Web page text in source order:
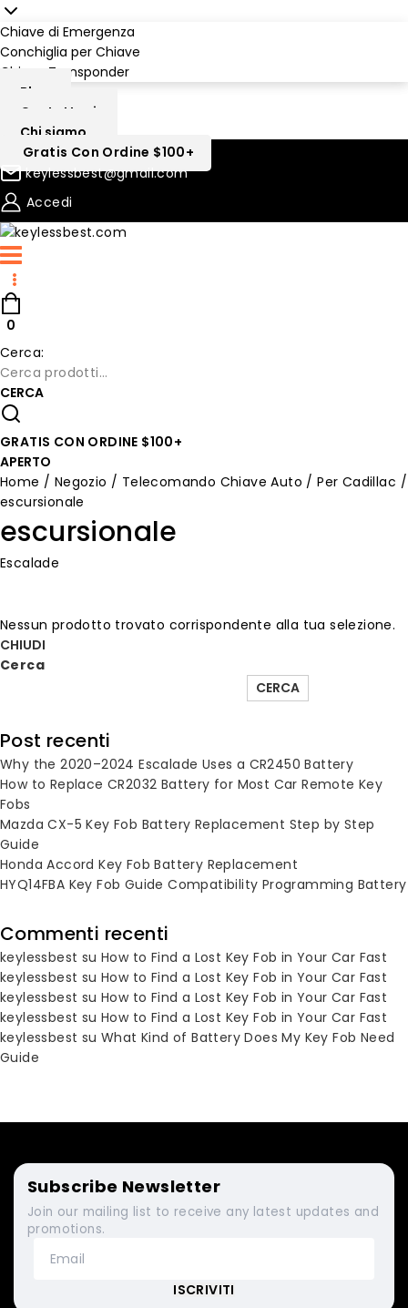
Chiave di Emergenza
Conchiglia per Chiave
Chiave Transponder
Blog
Contattaci
Chi siamo
Gratis Con Ordine $100+
keylessbest@gmail.com
Accedi
0
Cerca:
CERCA
GRATIS CON ORDINE $100+
APERTO
Home / Negozio / Telecomando Chiave Auto / Per Cadillac /
escursionale
escursionale
Escalade
Nessun prodotto trovato corrispondente alla tua selezione.
CHIUDI
Cerca
CERCA
Post recenti
Why the 2020–2024 Escalade Uses a CR2450 Battery
How to Replace CR2032 Battery for Most Car Remote Key
Fobs
Mazda CX-5 Key Fob Battery Replacement Step by Step
Guide
Honda Accord Key Fob Battery Replacement
HYQ14FBA Key Fob Guide Compatibility Programming Battery
Commenti recenti
keylessbest suHow to Find a Lost Key Fob in Your Car Fast
keylessbest suHow to Find a Lost Key Fob in Your Car Fast
keylessbest suHow to Find a Lost Key Fob in Your Car Fast
keylessbest suHow to Find a Lost Key Fob in Your Car Fast
keylessbest suWhat Kind of Battery Does My Key Fob Need
Guide
Subscribe Newsletter
Join our mailing list to receive any latest updates and
promotions.